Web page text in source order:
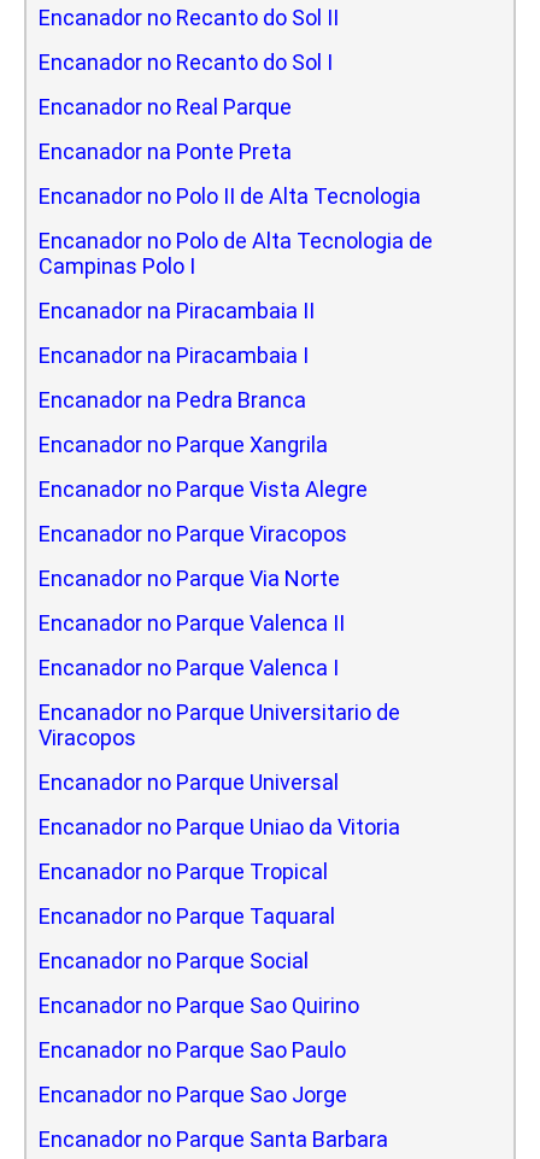
Encanador no Recanto do Sol II
Encanador no Recanto do Sol I
Encanador no Real Parque
Encanador na Ponte Preta
Encanador no Polo II de Alta Tecnologia
Encanador no Polo de Alta Tecnologia de
Campinas Polo I
Encanador na Piracambaia II
Encanador na Piracambaia I
Encanador na Pedra Branca
Encanador no Parque Xangrila
Encanador no Parque Vista Alegre
Encanador no Parque Viracopos
Encanador no Parque Via Norte
Encanador no Parque Valenca II
Encanador no Parque Valenca I
Encanador no Parque Universitario de
Viracopos
Encanador no Parque Universal
Encanador no Parque Uniao da Vitoria
Encanador no Parque Tropical
Encanador no Parque Taquaral
Encanador no Parque Social
Encanador no Parque Sao Quirino
Encanador no Parque Sao Paulo
Encanador no Parque Sao Jorge
Encanador no Parque Santa Barbara